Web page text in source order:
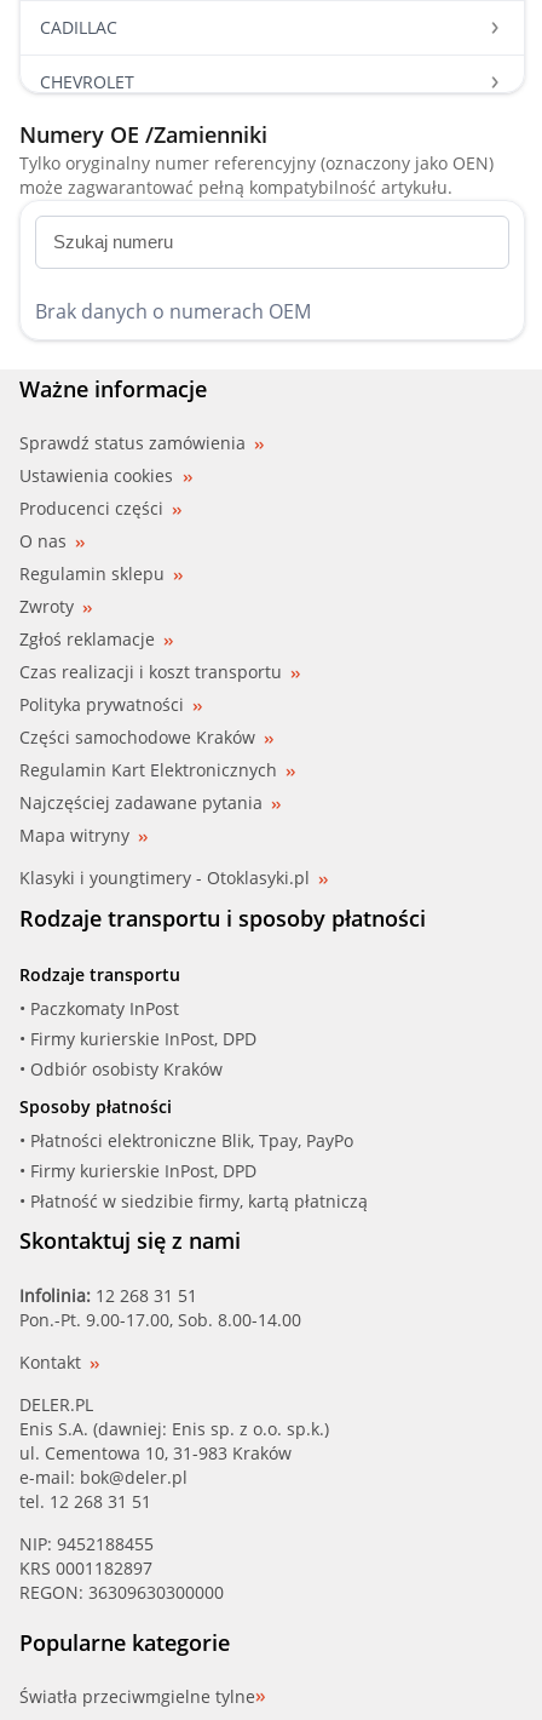
CADILLAC
CHEVROLET
CHRYSLER
CITROEN
DACIA
DAEWOO
DODGE
DS
FIAT
FORD
FORD USA
HONDA
HYUNDAI
INFINITI
JAGUAR
JEEP
KIA
LADA
LANCIA
MAZDA
MG
MINI
NISSAN
Numery OE /Zamienniki
Tylko oryginalny numer referencyjny (oznaczony jako OEN)
może zagwarantować pełną kompatybilność artykułu.
Brak danych o numerach OEM
Ważne informacje
Sprawdź status zamówienia
Ustawienia cookies
Producenci części
O nas
Regulamin sklepu
Zwroty
Zgłoś reklamacje
Czas realizacji i koszt transportu
Polityka prywatności
Części samochodowe Kraków
Regulamin Kart Elektronicznych
Najczęściej zadawane pytania
Mapa witryny
Klasyki i youngtimery - Otoklasyki.pl
Rodzaje transportu i sposoby płatności
Rodzaje transportu
• Paczkomaty InPost
• Firmy kurierskie InPost, DPD
• Odbiór osobisty Kraków
Sposoby płatności
• Płatności elektroniczne Blik, Tpay, PayPo
• Firmy kurierskie InPost, DPD
• Płatność w siedzibie firmy, kartą płatniczą
Skontaktuj się z nami
Infolinia: 12 268 31 51
Pon.-Pt. 9.00-17.00, Sob. 8.00-14.00
Kontakt
DELER.PL
Enis S.A. (dawniej: Enis sp. z o.o. sp.k.)
ul. Cementowa 10, 31-983 Kraków
e-mail: bok@deler.pl
tel. 12 268 31 51
NIP: 9452188455
KRS 0001182897
REGON: 36309630300000
Popularne kategorie
Światła przeciwmgielne tylne